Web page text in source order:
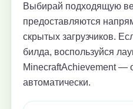
Выбирай подходящую
предоставляются
скрытых загрузчиков.
билда, воспользуйся
MinecraftAchievement —
автоматически.